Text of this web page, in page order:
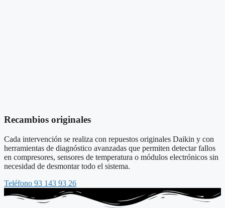
Recambios originales
Cada intervención se realiza con repuestos originales Daikin y con
herramientas de diagnóstico avanzadas que permiten detectar fallos
en compresores, sensores de temperatura o módulos electrónicos sin
necesidad de desmontar todo el sistema.
Teléfono 93 143 93 26